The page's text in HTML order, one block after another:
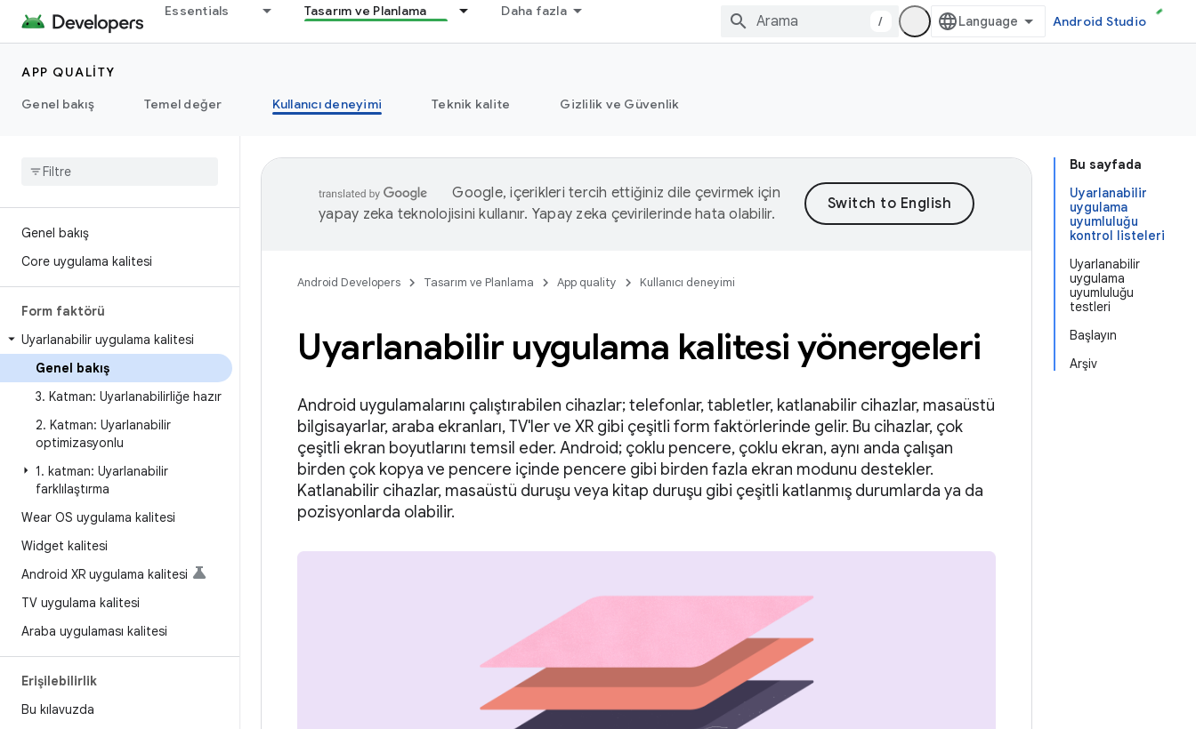
Essentials Tasarım ve Planlama Daha fazla
/ Android Studio
APP QUALITY
Genel bakış
Temel değer Kullanıcı deneyimi Teknik kalite Gizlilik ve Güvenlik
Genel bakış
Core uygulama kalitesi
Form faktörü
Uyarlanabilir uygulama kalitesi
Genel bakış
3. Katman: Uyarlanabilirliğe hazır
2. Katman: Uyarlanabilir
optimizasyonlu
1. katman: Uyarlanabilir
farklılaştırma
Wear OS uygulama kalitesi
Widget kalitesi
Android XR uygulama kalitesi
TV uygulama kalitesi
Araba uygulaması kalitesi
Erişilebilirlik
Bu kılavuzda
Bu sayfada
Uyarlanabilir
uygulama
uyumluluğu
kontrol listeleri
Uyarlanabilir
uygulama
uyumluluğu
testleri
Başlayın
Arşiv
Google, içerikleri tercih ettiğiniz dile çevirmek için
yapay zeka teknolojisini kullanır. Yapay zeka çevirilerinde hata olabilir.
Android Developers Tasarım ve Planlama App quality Kullanıcı deneyimi
Uyarlanabilir uygulama kalitesi yönergeleri
Android uygulamalarını çalıştırabilen cihazlar; telefonlar, tabletler, katlanabilir cihazlar, masaüstü
bilgisayarlar, araba ekranları, TV'ler ve XR gibi çeşitli form faktörlerinde gelir. Bu cihazlar, çok
çeşitli ekran boyutlarını temsil eder. Android; çoklu pencere, çoklu ekran, aynı anda çalışan
birden çok kopya ve pencere içinde pencere gibi birden fazla ekran modunu destekler.
Katlanabilir cihazlar, masaüstü duruşu veya kitap duruşu gibi çeşitli katlanmış durumlarda ya da
pozisyonlarda olabilir.